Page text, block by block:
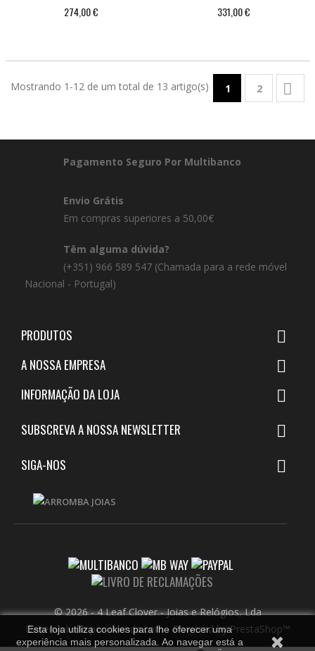
274,00 € 331,00 €
Mostrando 1-12 de um total de 13 artigo(s) 1 2 
Pagamento Seguro Por Multibanco
Envio Grátis
Em compras superiores a 50,00€
Têm alguma dúvida?
(+351) 966 589 547 (Chamada para a rede móvel
Nacional - Portugal)
PRODUTOS 
A NOSSA EMPRESA 
INFORMAÇÃO DA LOJA 
SUBSCREVA A NOSSA NEWSLETTER 
SIGA-NOS 
Esta loja utiliza cookies para lhe oferecer uma
experiência mais personalizada. Ao navegar está a
© 2026 - 4 Leaf Clover - Joias e Relógios, Lda
Desenvolvido por dvenda.com-Powered by PrestaShop™
...